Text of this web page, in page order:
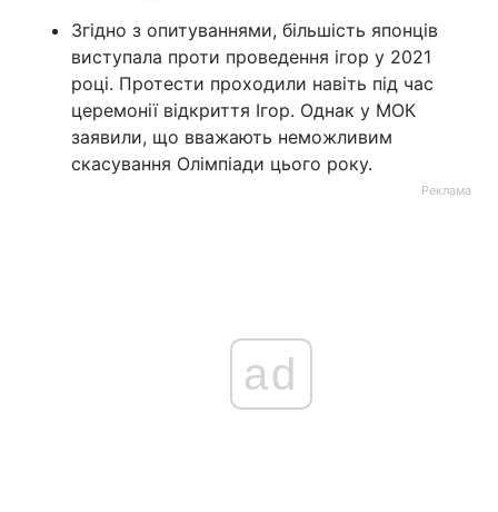
Згідно з опитуваннями, більшість японців
виступала проти проведення ігор у 2021
році. Протести проходили навіть під час
церемонії відкриття Ігор. Однак у МОК
заявили, що вважають неможливим
скасування Олімпіади цього року.
Реклама
ad